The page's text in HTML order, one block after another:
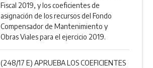
Fiscal 2019, y los coeficientes de
asignación de los recursos del Fondo
Compensador de Mantenimiento y
Obras Viales para el ejercicio 2019.
(248/17 E) APRUEBA LOS COEFICIENTES